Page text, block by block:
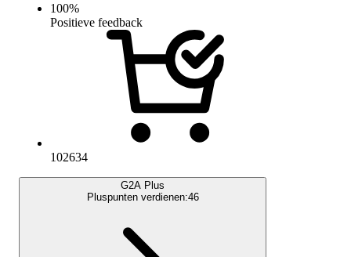
100%
Positieve feedback
102634
G2A Plus
Pluspunten verdienen:46